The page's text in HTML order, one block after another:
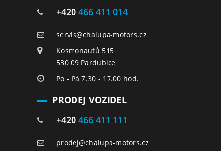
+420 466 411 014
servis@chalupa-motors.cz
Kosmonautů 515
530 09 Pardubice
Po - Pá 7.30 - 17.00 hod.
PRODEJ VOZIDEL
+420 466 411 111
prodej@chalupa-motors.cz